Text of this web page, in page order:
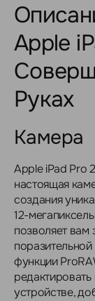
Apple
Руках
Камера
Apple iPad Pro
настоящая
создания
12-
позволяет вам
функции
устройстве,